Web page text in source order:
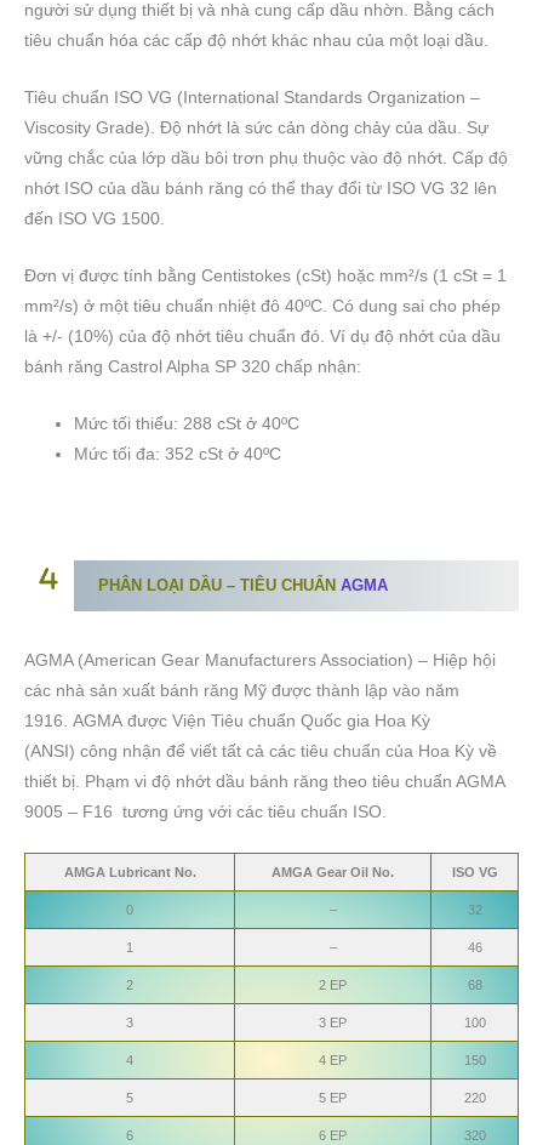
người sử dụng thiết bị và nhà cung cấp dầu nhờn. Bằng cách
tiêu chuẩn hóa các cấp độ nhớt khác nhau của một loại dầu.
Tiêu chuẩn ISO VG (International Standards Organization –
Viscosity Grade). Độ nhớt là sức cản dòng chảy của dầu. Sự
vững chắc của lớp dầu bôi trơn phụ thuộc vào độ nhớt. Cấp độ
nhớt ISO của dầu bánh răng có thể thay đổi từ ISO VG 32 lên
đến ISO VG 1500.
Đơn vị được tính bằng Centistokes (cSt) hoặc mm²/s (1 cSt = 1
mm²/s) ở một tiêu chuẩn nhiệt đô 40ºC. Có dung sai cho phép
là +/- (10%) của độ nhớt tiêu chuẩn đó. Ví dụ độ nhớt của dầu
bánh răng Castrol Alpha SP 320 chấp nhận:
Mức tối thiểu: 288 cSt ở 40ºC
Mức tối đa: 352 cSt ở 40ºC
PHÂN LOẠI DẦU – TIÊU CHUẨNAGMA
AGMA (American Gear Manufacturers Association) – Hiệp hội
các nhà sản xuất bánh răng Mỹ được thành lập vào năm
1916. AGMA được Viện Tiêu chuẩn Quốc gia Hoa Kỳ
(ANSI) công nhận để viết tất cả các tiêu chuẩn của Hoa Kỳ về
thiết bị. Phạm vi độ nhớt dầu bánh răng theo tiêu chuẩn AGMA
9005 – F16 tương ứng với các tiêu chuẩn ISO.
AMGA Lubricant No. AMGA Gear Oil No. ISO VG
0 – 32
1 – 46
2 2 EP 68
3 3 EP 100
4 4 EP 150
5 5 EP 220
6 6 EP 320